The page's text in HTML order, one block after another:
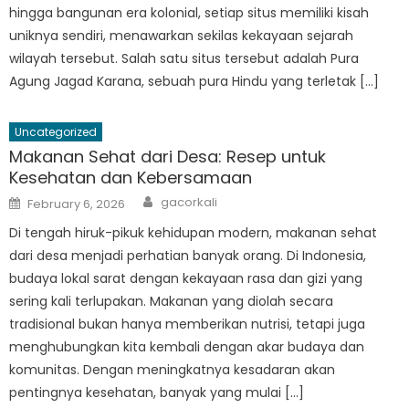
hingga bangunan era kolonial, setiap situs memiliki kisah
uniknya sendiri, menawarkan sekilas kekayaan sejarah
wilayah tersebut. Salah satu situs tersebut adalah Pura
Agung Jagad Karana, sebuah pura Hindu yang terletak […]
Uncategorized
Makanan Sehat dari Desa: Resep untuk
Kesehatan dan Kebersamaan
Posted
on
February 6, 2026 Author
gacorkali
Di tengah hiruk-pikuk kehidupan modern, makanan sehat
dari desa menjadi perhatian banyak orang. Di Indonesia,
budaya lokal sarat dengan kekayaan rasa dan gizi yang
sering kali terlupakan. Makanan yang diolah secara
tradisional bukan hanya memberikan nutrisi, tetapi juga
menghubungkan kita kembali dengan akar budaya dan
komunitas. Dengan meningkatnya kesadaran akan
pentingnya kesehatan, banyak yang mulai […]